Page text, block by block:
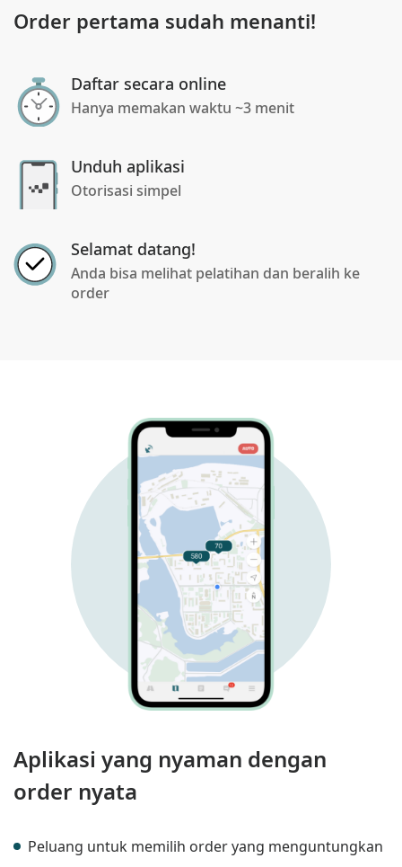
Order pertama sudah menanti!
Daftar secara online
Hanya memakan waktu ~3 menit
Unduh aplikasi
Otorisasi simpel
Selamat datang!
Anda bisa melihat pelatihan dan beralih ke
order
Aplikasi yang nyaman dengan
order nyata
Peluang untuk memilih order yang menguntungkan